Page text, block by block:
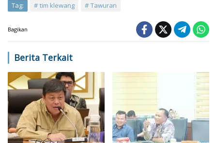
Tag: tim klewang Tawuran
Bagikan
Berita Terkait